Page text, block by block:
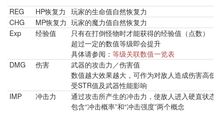
REG HP恢复力
玩家的生命值自然恢复力
CHG
MP恢复力 玩家的魔力值自然恢复力
Exp
经验值 ​
只有在打倒怪物时才能获得的经验值（点数）
超过一定的数值等级即会提升
具体请参阅： 等级关联数值一览表
DMG
伤害 ​
武器的攻击力／伤害值
数值越大效果越大，可作为对敌人造成伤害高低
受STR值及武器性能影响
IMP
冲击力 ​
通过攻击所产生的冲击力，使敌人进入硬直状态
包含“冲击概率”和“冲击强度”两个概念